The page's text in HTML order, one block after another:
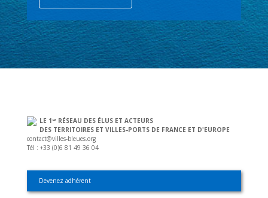
LE 1 ER
RÉSEAU DES ÉLUS ET ACTEURS
DES TERRITOIRES ET VILLES-PORTS DE FRANCE ET D'EUROPE
contact@villes-bleues.org
Tél : +33 (0)6 81 49 36 04
Devenez adhérent